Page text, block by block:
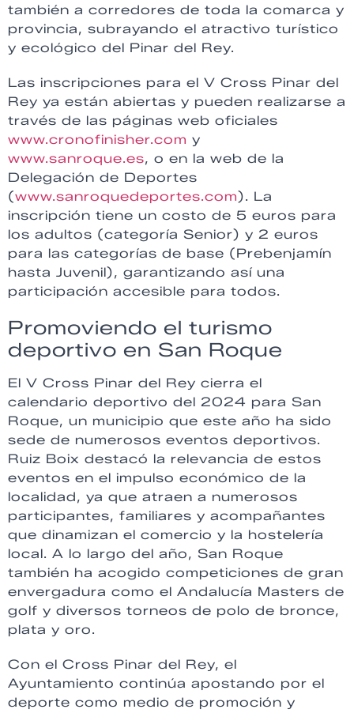
también a corredores de toda la comarca y
provincia, subrayando el atractivo turístico
y ecológico del Pinar del Rey.
Las inscripciones para el V Cross Pinar del
Rey ya están abiertas y pueden realizarse a
través de las páginas web oficiales
www.cronofinisher.com y
www.sanroque.es, o en la web de la
Delegación de Deportes
(www.sanroquedeportes.com). La
inscripción tiene un costo de 5 euros para
los adultos (categoría Senior) y 2 euros
para las categorías de base (Prebenjamín
hasta Juvenil), garantizando así una
participación accesible para todos.
Promoviendo el turismo
deportivo en San Roque
El V Cross Pinar del Rey cierra el
calendario deportivo del 2024 para San
Roque, un municipio que este año ha sido
sede de numerosos eventos deportivos.
Ruiz Boix destacó la relevancia de estos
eventos en el impulso económico de la
localidad, ya que atraen a numerosos
participantes, familiares y acompañantes
que dinamizan el comercio y la hostelería
local. A lo largo del año, San Roque
también ha acogido competiciones de gran
envergadura como el Andalucía Masters de
golf y diversos torneos de polo de bronce,
plata y oro.
Con el Cross Pinar del Rey, el
Ayuntamiento continúa apostando por el
deporte como medio de promoción y